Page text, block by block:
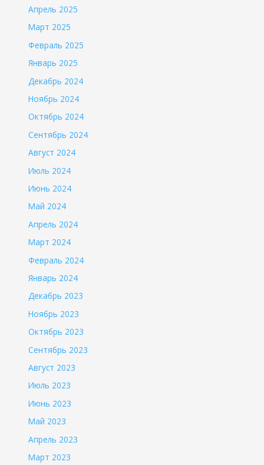
Апрель 2025
Март 2025
Февраль 2025
Январь 2025
Декабрь 2024
Ноябрь 2024
Октябрь 2024
Сентябрь 2024
Август 2024
Июль 2024
Июнь 2024
Май 2024
Апрель 2024
Март 2024
Февраль 2024
Январь 2024
Декабрь 2023
Ноябрь 2023
Октябрь 2023
Сентябрь 2023
Август 2023
Июль 2023
Июнь 2023
Май 2023
Апрель 2023
Март 2023